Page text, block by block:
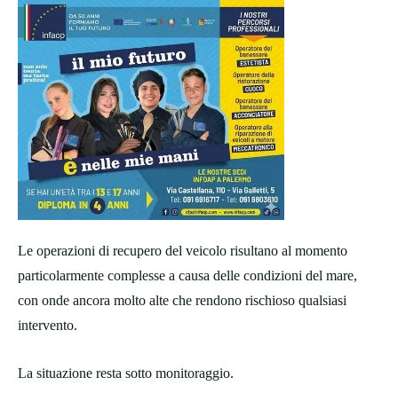
Le operazioni di recupero del veicolo risultano al momento
particolarmente complesse a causa delle condizioni del mare,
con onde ancora molto alte che rendono rischioso qualsiasi
intervento.
La situazione resta sotto monitoraggio.